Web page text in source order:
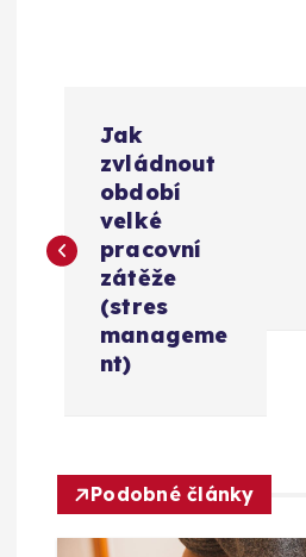
v
c
e
Jak
zvládnout
období
velké
pracovní
zátěže
(stres
manageme
nt)
Podobné články